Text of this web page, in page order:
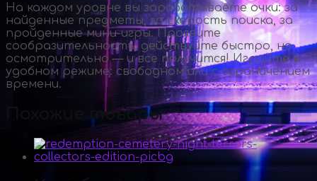
На каждом уровне вы зарабатываете очки: за
найденные предметы, за скорость поиска, за
пройденныемини-игры. Проявите
сообразительность, действуйте быстро, но
осмотрительно — и все получится! Играйте в
удобном режиме: свободном или с ограничением
времени.
Похожие товары